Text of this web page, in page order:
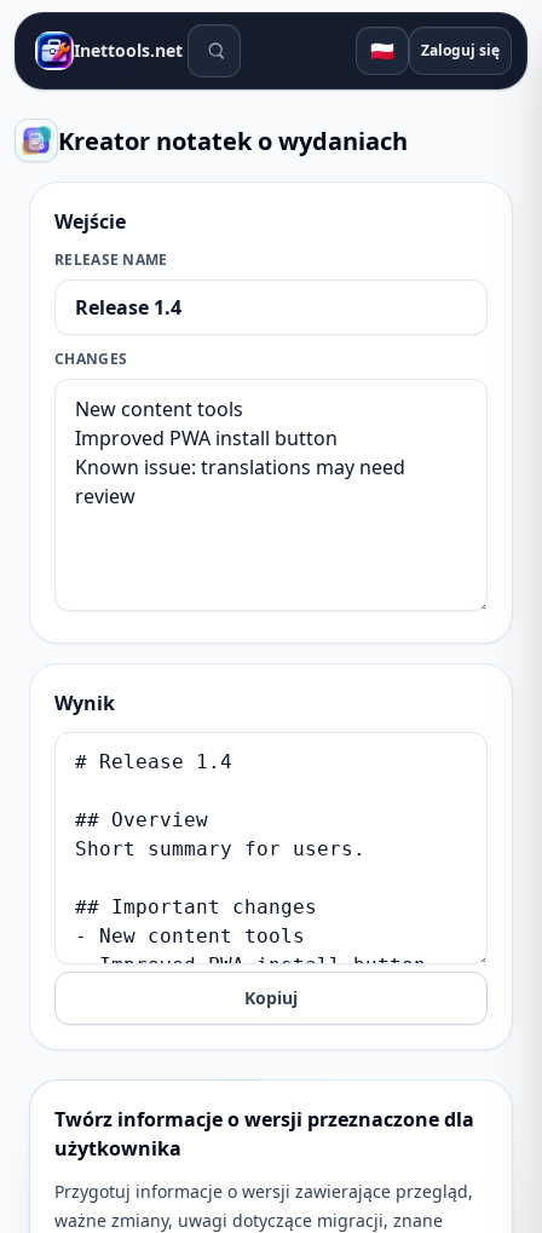
Inettools.net Narzędzia wyszukiwania
🇵🇱 Zaloguj się
Kreator notatek o wydaniach
Wejście
RELEASE NAME
CHANGES
Wynik
Kopiuj
Twórz informacje o wersji przeznaczone dla
użytkownika
Przygotuj informacje o wersji zawierające przegląd,
ważne zmiany, uwagi dotyczące migracji, znane